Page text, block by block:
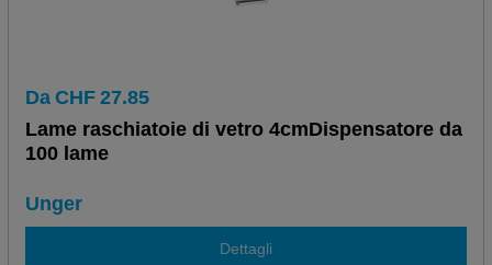
Da CHF 27.85
Lame raschiatoie di vetro 4cmDispensatore da
100 lame
Unger
Dettagli